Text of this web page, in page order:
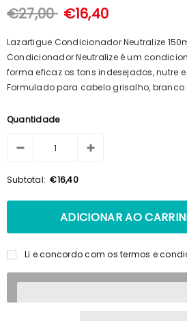
€15,69
€27,00 €16,40
Lazartigue Condicionador Neutralize
Condicionador Neutralize é um
forma eficaz os tons indesejados, nutre
Formulado para cabelo grisalho,
Quantidade
Subtotal: €16,40
Li e concordo com os termos e